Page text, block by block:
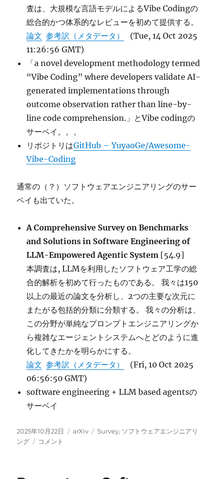
査は、大規模な言語モデルによるVibe Codingの
総合的かつ体系的なレビューを初めて提供する。
論文 参考訳（メタデータ）
(Tue, 14 Oct 2025
11:26:56 GMT)
「a novel development methodology termed
“Vibe Coding” where developers validate AI-
generated implementations through
outcome observation rather than line-by-
line code comprehension.」とVibe codingの
サーベイ。。。
リポジトリはGitHub – YuyaoGe/Awesome-
Vibe-Coding
通常の（？）ソフトウェアエンジニアリングのサー
ベイも出ていた。
A Comprehensive Survey on Benchmarks
and Solutions in Software Engineering of
LLM-Empowered Agentic System [54.9]
本調査は, LLMを利用したソフトウェア工学の総
合的解析を初めて行ったものである。 我々は150
以上の最近の論文を分析し、2つの主要な次元に
またがる包括的分類に分類する。 我々の分析は、
この分野が単純なプロンプトエンジニアリングか
ら複雑なエージェントシステムへとどのように進
化してきたかを明らかにする。
論文 参考訳（メタデータ）
(Fri, 10 Oct 2025
06:56:50 GMT)
software engineering + LLM based agentsの
サーベイ
投
稿
2025年10月22日
カ
arXiv
タ
Survey, ソフトウェアエンジニアリ
ング
A
コメント